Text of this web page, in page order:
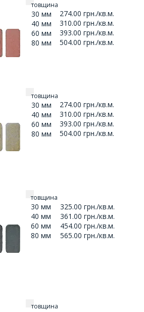
товщина
30 мм
40 мм
60 мм
80 мм
274.00 грн./кв.м.
310.00 грн./кв.м.
393.00 грн./кв.м.
504.00 грн./кв.м.
товщина
30 мм
40 мм
60 мм
80 мм
274.00 грн./кв.м.
310.00 грн./кв.м.
393.00 грн./кв.м.
504.00 грн./кв.м.
товщина
30 мм
40 мм
60 мм
80 мм
325.00 грн./кв.м.
361.00 грн./кв.м.
454.00 грн./кв.м.
565.00 грн./кв.м.
товщина